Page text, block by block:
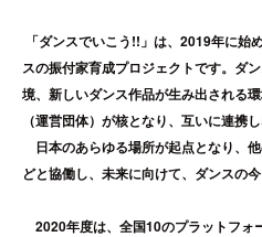
「ダンスでいこう!!」は、2019年に始
スの振付家育成プロジェクトです。ダ
境、新しいダンス作品が生み出される
（運営団体）が核となり、互いに連携
日本のあらゆる場所が起点となり、
どと協働し、未来に向けて、ダンスの
2020年度は、全国10のプラットフォ